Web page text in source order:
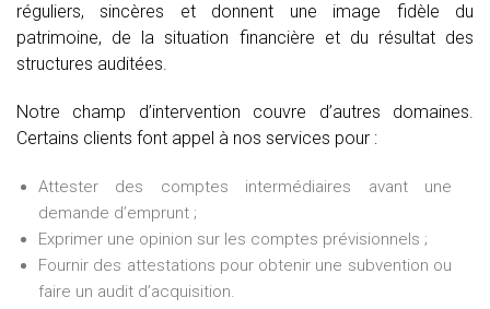
réguliers, sincères et donnent une image fidèle du
patrimoine, de la situation financière et du résultat des
structures auditées.
Notre champ d’intervention couvre d’autres domaines.
Certains clients font appel à nos services pour :
Attester des comptes intermédiaires avant une
demande d’emprunt ;
Exprimer une opinion sur les comptes prévisionnels ;
Fournir des attestations pour obtenir une subvention ou
faire un audit d’acquisition.